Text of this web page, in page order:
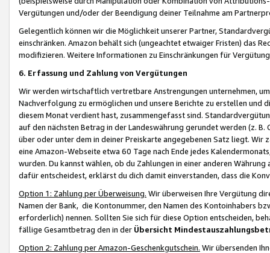
Vergütungen und/oder der Beendigung deiner Teilnahme am
Gelegentlich können wir die Möglichkeit unserer Partner,
einschränken. Amazon behält sich (ungeachtet etwaiger Fristen) das
modifizieren. Weitere Informationen zu Einschränkungen für
6. Erfassung und Zahlung von Vergütungen
Wir werden wirtschaftlich vertretbare Anstrengungen unternehmen,
Nachverfolgung zu ermöglichen und unsere Berichte zu erstellen und
diesem Monat verdient hast, zusammengefasst sind.
auf den nächsten Betrag in der Landeswährung gerundet werden (z.
über oder unter dem in deiner Preiskarte angegebenen Satz liegt.
eine Amazon-Webseite etwa 60 Tage nach Ende jedes
wurden. Du kannst wählen, ob du Zahlungen in einer anderen
dafür entscheidest, erklärst du dich damit einverstanden, dass die
Option 1: Zahlung per Überweisung. Wir überweisen Ihre Vergütung
Namen der Bank, die Kontonummer, den Namen des Kontoinhabers
erforderlich) nennen. Sollten Sie sich für diese Option entscheiden,
fällige Gesamtbetrag den in der Übersicht
Option 2: Zahlung per Amazon-Geschenkgutschein. Wir übersenden